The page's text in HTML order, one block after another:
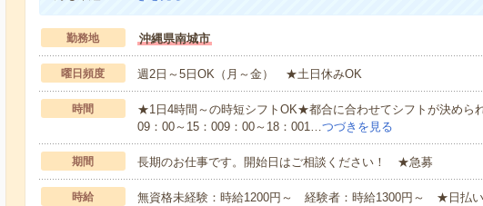
勤務地 沖縄県南城市
曜日頻度 週2日～5日OK（月～金） ★土日休みOK
時間
★1日4時間～の時短シフトOK★都合に合わせてシフトが決めら
09：00～15：009：00～18：001…つづきを見る
期間 長期のお仕事です。開始日はご相談ください！ ★急募
時給
無資格未経験：時給1200円～ 経験者：時給1300円～ ★日払い